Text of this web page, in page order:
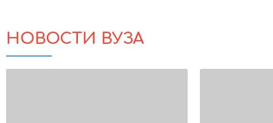
НОВОСТИ ВУЗА